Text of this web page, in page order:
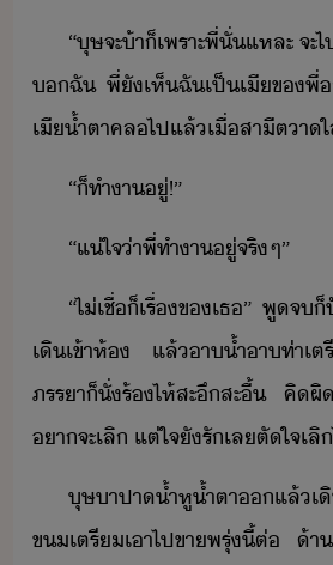
​“​ุษ​จะ​้า​็​เพราะ​พี่​ั่แหละ​ ​จะ​
​ฉั​ ​พี่​ั​เห็​ฉั​เป็​เี​ข​พี่​
เี​้ำ​ตา​คล​ไป​แล้​เื่​สาี​ตา​
“​็​ทำา​ู่​!​”
​“​แ่ใจ​่า​พี่​ทำา​ู่​จริๆ​”
​“​ไ่เชื่​็​เรื่​ข​เธ​”​ ​พู​จ
เิ​เข้า​ห้​ ​แล้​า้ำาท่า​เ
ภรรา​็​ั่​ร้ไห้​สะึสะื้​ ​คิ
า​จะ​เลิ​ ​แต่​ใจ​ั​รั​เล​ตัใจ​เลิ
​ุษา​ปา​้ำหู้ำตา​​แล้​เ
ข​เตรี​เา​ไป​ขา​พรุ่ี้​ต่​ ​้